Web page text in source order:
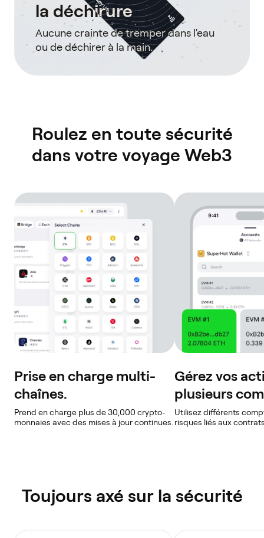
la déchirure
Aucune crainte de tremper dans l'eau
ou de déchirer à la main.
Roulez en toute sécurité
dans votre voyage Web3
Prise en charge multi-
chaînes.
Prend en charge plus de 30,000 crypto-
monnaies avec des mises à jour continues.
Gérez vos
plusieurs
Utilisez différents
risques liés aux
Toujours axé sur la sécurité